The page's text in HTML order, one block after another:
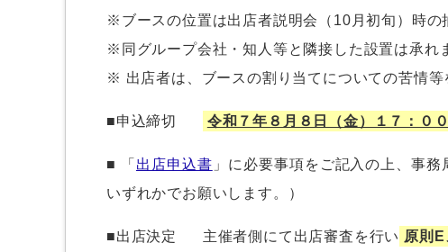
※ブースの位置は出店者説明会（10月初旬）時の
※同グループ会社・知人等と隣接した設置は承れ
※ 出店者は、ブースの割り当てについての苦情等
■申込締切 令和７年８月８日（金）１７：０
■ 「 出店申込書 」に必要事項をご記入の上、事
いずれかでお願いします。）
■出店決定 主催者側にて出店審査を行い 原則